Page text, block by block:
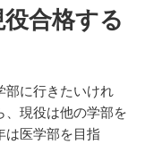
合格する
部に行きたいけれ
、現役は他の学部を
は医学部を目指